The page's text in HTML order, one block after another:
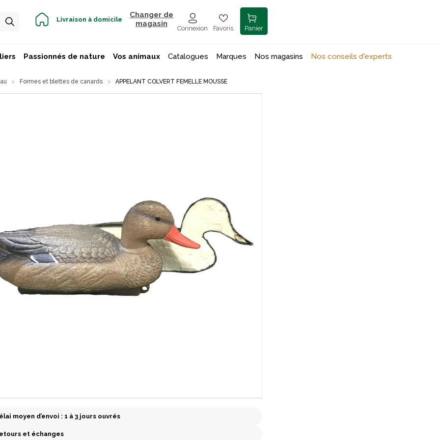
Livraison à domicile
Changer de
magasin
Connexion Favoris Panier
Passionnés de nature Vos animaux Catalogues Marques Nos magasins Nos conseils d'experts
Formes et blettes de canards APPELANT COLVERT FEMELLE MOUSSE
moyen d’envoi : 1 à 3 jours ouvrés
et échanges